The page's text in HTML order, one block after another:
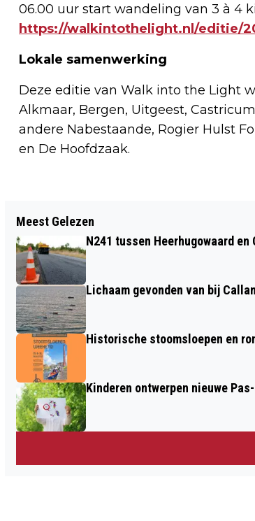
06.00 uur start wandeling van 3 à 4
https://walkintothelight.nl/editie/
Lokale samenwerking
Deze editie van Walk into the Light
Alkmaar, Bergen, Uitgeest,
andere Nabestaande, Rogier Hulst
en De Hoofdzaak.
POLITIE ZOEKT VERDACHTEN
TOT OVERVAL OP JUWELIER IN
HEERHUGOWAARD
Meest Gelezen
N241 tussen Heerhugowaard
Lichaam gevonden van bij
Historische stoomsloepen en
Kinderen ontwerpen nieuwe